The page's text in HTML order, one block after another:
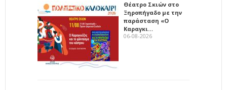
Θέατρο Σκιών στο
Ξηροπήγαδο με την
παράσταση «Ο
Καραγκι…
06-08-2026